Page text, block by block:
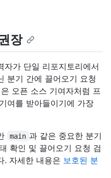
장
자가 단일 리포지토리에서
분기 간에 끌어오기 요청
오픈 소스 기여자처럼 프
여를 받아들이기에 가장
main 과 같은 중요한 분기
확인 및 끌어오기 요청 검
. 자세한 내용은 보호된 분